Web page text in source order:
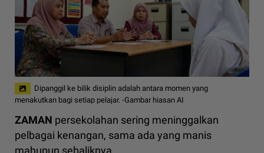
Dipanggil ke bilik disiplin adalah antara momen yang
menakutkan bagi setiap pelajar. -Gambar hiasan AI
ZAMAN persekolahan sering meninggalkan
pelbagai kenangan, sama ada yang manis
mahupun sebaliknya.